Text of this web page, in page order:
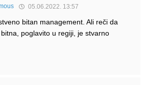
05.06.2022. 13:57
bitan management. Ali reči da
poglavito u regiji, je stvarno